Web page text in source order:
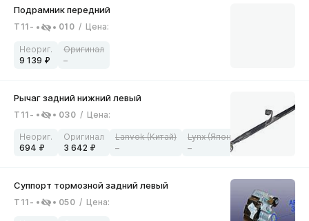
T11- 010 / Цена:
9 139 –
T11- 030 / Цена:
694 3 642 – –
T11- 050 / Цена: